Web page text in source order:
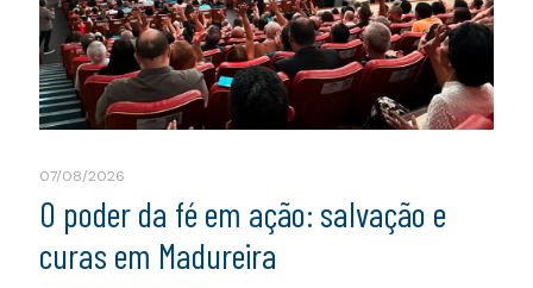
07/08/2026
O poder da fé em ação: salvação e
curas em Madureira